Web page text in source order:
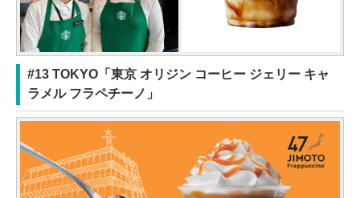
#13 TOKYO「東京 オリジン コーヒー ジェリー キャ
ラメル フラペチーノ」